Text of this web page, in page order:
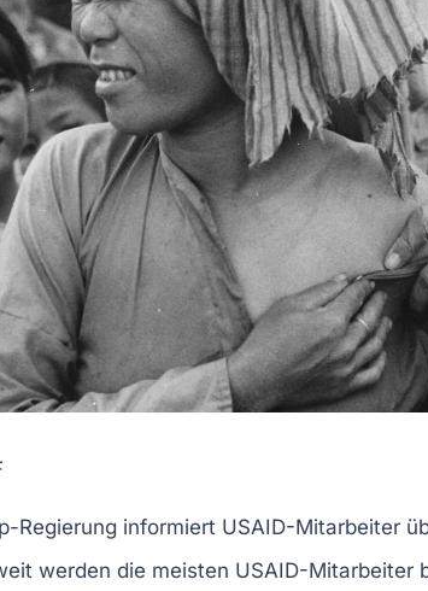
Regierung informiert USAID-Mitarbeiter
werden die meisten USAID-Mitarbeiter